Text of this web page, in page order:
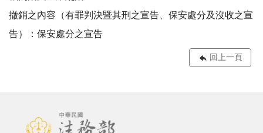
撤銷之內容（有罪判決暨其刑之宣告、保安處分及沒收之宣
告）：保安處分之宣告
回上一頁